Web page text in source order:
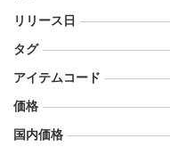
リリース日
タグ
アイテムコード
価格
国内価格